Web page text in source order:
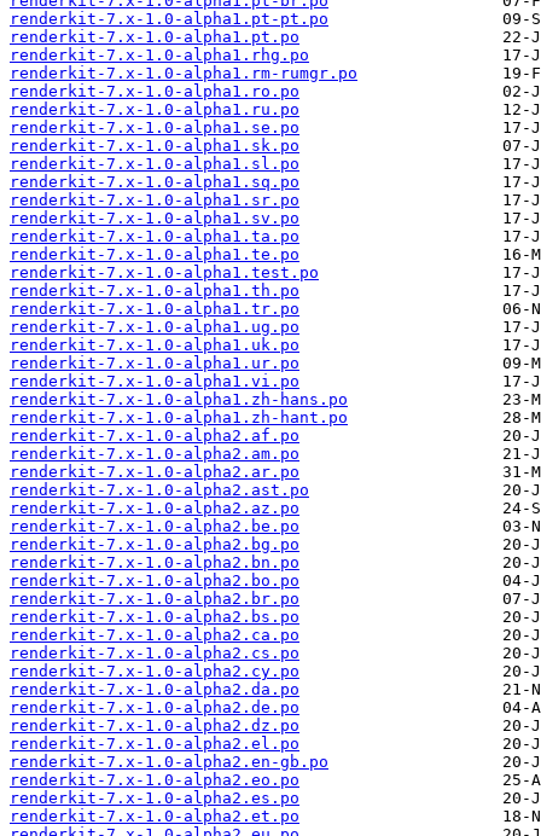
renderkit-7.x-1.0-alpha1.pt-pt.po
renderkit-7.x-1.0-alpha1.pt.po
renderkit-7.x-1.0-alpha1.rhg.po
renderkit-7.x-1.0-alpha1.rm-rumgr.po
renderkit-7.x-1.0-alpha1.ro.po
renderkit-7.x-1.0-alpha1.ru.po
renderkit-7.x-1.0-alpha1.se.po
renderkit-7.x-1.0-alpha1.sk.po
renderkit-7.x-1.0-alpha1.sl.po
renderkit-7.x-1.0-alpha1.sq.po
renderkit-7.x-1.0-alpha1.sr.po
renderkit-7.x-1.0-alpha1.sv.po
renderkit-7.x-1.0-alpha1.ta.po
renderkit-7.x-1.0-alpha1.te.po
renderkit-7.x-1.0-alpha1.test.po
renderkit-7.x-1.0-alpha1.th.po
renderkit-7.x-1.0-alpha1.tr.po
renderkit-7.x-1.0-alpha1.ug.po
renderkit-7.x-1.0-alpha1.uk.po
renderkit-7.x-1.0-alpha1.ur.po
renderkit-7.x-1.0-alpha1.vi.po
renderkit-7.x-1.0-alpha1.zh-hans.po
renderkit-7.x-1.0-alpha1.zh-hant.po
renderkit-7.x-1.0-alpha2.af.po
renderkit-7.x-1.0-alpha2.am.po
renderkit-7.x-1.0-alpha2.ar.po
renderkit-7.x-1.0-alpha2.ast.po
renderkit-7.x-1.0-alpha2.az.po
renderkit-7.x-1.0-alpha2.be.po
renderkit-7.x-1.0-alpha2.bg.po
renderkit-7.x-1.0-alpha2.bn.po
renderkit-7.x-1.0-alpha2.bo.po
renderkit-7.x-1.0-alpha2.br.po
renderkit-7.x-1.0-alpha2.bs.po
renderkit-7.x-1.0-alpha2.ca.po
renderkit-7.x-1.0-alpha2.cs.po
renderkit-7.x-1.0-alpha2.cy.po
renderkit-7.x-1.0-alpha2.da.po
renderkit-7.x-1.0-alpha2.de.po
renderkit-7.x-1.0-alpha2.dz.po
renderkit-7.x-1.0-alpha2.el.po
renderkit-7.x-1.0-alpha2.en-gb.po
renderkit-7.x-1.0-alpha2.eo.po
renderkit-7.x-1.0-alpha2.es.po
renderkit-7.x-1.0-alpha2.et.po